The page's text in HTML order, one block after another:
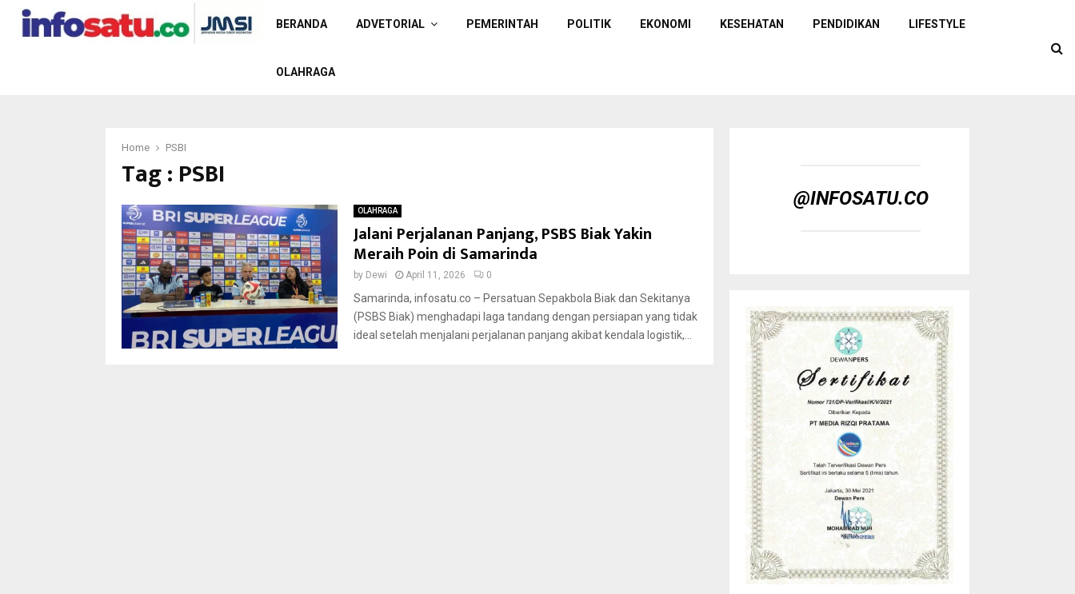
BERANDA ADVETORIAL PEMERINTAH POLITIK EKONOMI KESEHATAN PENDIDIKAN LIFESTYLE
OLAHRAGA
Home PSBI
Tag : PSBI
OLAHRAGA
Jalani Perjalanan Panjang, PSBS Biak Yakin
Meraih Poin di Samarinda
by Dewi April 11, 2026 0
Samarinda, infosatu.co – Persatuan Sepakbola Biak dan Sekitanya
(PSBS Biak) menghadapi laga tandang dengan persiapan yang tidak
ideal setelah menjalani perjalanan panjang akibat kendala logistik,...
@INFOSATU.CO